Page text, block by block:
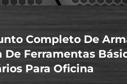
Completo De
De Ferramentas
Para Oficina